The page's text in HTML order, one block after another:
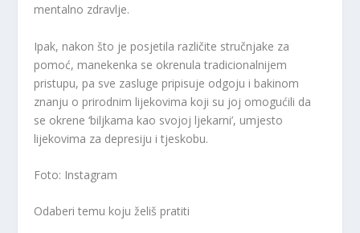
mentalno zdravlje.
Ipak, nakon što je posjetila različite stručnjake za
pomoć, manekenka se okrenula tradicionalnijem
pristupu, pa sve zasluge pripisuje odgoju i bakinom
znanju o prirodnim lijekovima koji su joj omogućili da
se okrene ‘biljkama kao svojoj ljekarni’, umjesto
lijekovima za depresiju i tjeskobu.
Foto: Instagram
Odaberi temu koju želiš pratiti